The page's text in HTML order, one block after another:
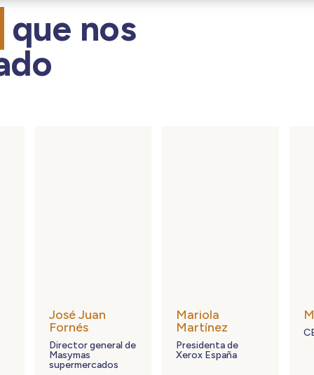
que nos
Adolfo Utor
Presidente de
Baleària
Rafa Juan
CEO de Vicky
Foods